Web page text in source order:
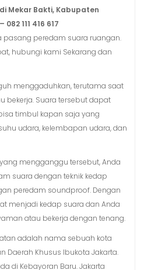
Mekar Bakti, Kabupaten
111 416 617
pasang peredam suara ruangan.
hubungi kami Sekarang dan
menggaduhkan, terutama saat
bekerja. Suara tersebut dapat
timbul kapan saja yang
udara, kelembapan udara, dan
mengganggu tersebut, Anda
suara dengan teknik kedap
peredam soundproof. Dengan
menjadi kedap suara dan Anda
atau bekerja dengan tenang.
adalah nama sebuah kota
Daerah Khusus Ibukota Jakarta.
di Kebayoran Baru. Jakarta